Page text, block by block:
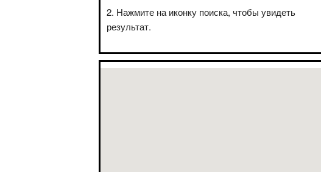
Нажмите на иконку поиска, чтобы увидеть
результат.